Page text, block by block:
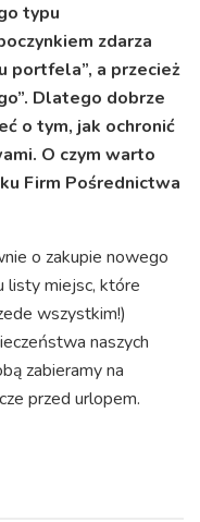
typu
zdarza
portfela”, a przecież
Dlatego dobrze
o tym, jak ochronić
O czym warto
Firm Pośrednictwa
o zakupie nowego
listy miejsc, które
wszystkim!)
naszych
zabieramy na
przed urlopem.